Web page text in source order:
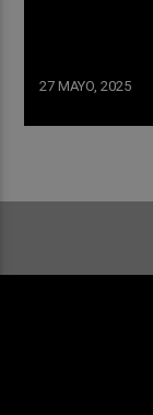
27 MAYO, 2025